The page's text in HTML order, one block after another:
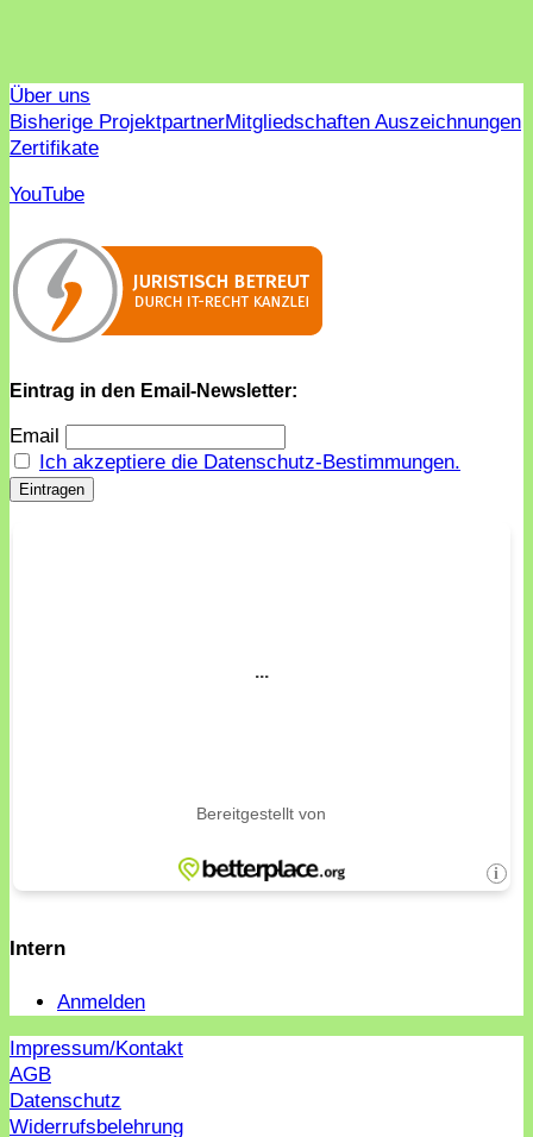
Über uns
Bisherige ProjektpartnerMitgliedschaften Auszeichnungen
Zertifikate
YouTube
Eintrag in den Email-Newsletter:
Email
Ich akzeptiere die Datenschutz-Bestimmungen.
Intern
Anmelden
Impressum/Kontakt
AGB
Datenschutz
Widerrufsbelehrung